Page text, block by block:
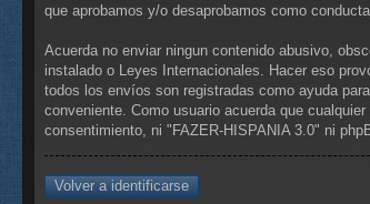
que aprobamos y/o desaprobamos como
Acuerda no enviar ningun contenido abusivo,
instalado o Leyes Internacionales. Hacer eso
todos los envíos son registradas como ayuda
conveniente. Como usuario acuerda que
consentimiento, ni "FAZER-HISPANIA 3.0" ni
Volver a identificarse